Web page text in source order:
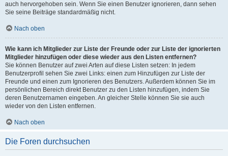
auch hervorgehoben sein. Wenn Sie einen Benutzer ignorieren, dann sehen
Sie seine Beiträge standardmäßig nicht.
Nach oben
Wie kann ich Mitglieder zur Liste der Freunde oder zur Liste der ignorierten
Mitglieder hinzufügen oder diese wieder aus den Listen entfernen?
Sie können Benutzer auf zwei Arten auf diese Listen setzen: In jedem
Benutzerprofil sehen Sie zwei Links: einen zum Hinzufügen zur Liste der
Freunde und einen zum Ignorieren des Benutzers. Außerdem können Sie im
persönlichen Bereich direkt Benutzer zu den Listen hinzufügen, indem Sie
deren Benutzernamen eingeben. An gleicher Stelle können Sie sie auch
wieder von den Listen entfernen.
Nach oben
Die Foren durchsuchen